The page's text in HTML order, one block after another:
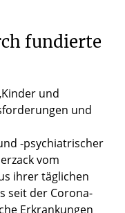
fundierte
und
und
-psychiatrischer
vom
ihrer täglichen
seit der Corona-
Erkrankungen